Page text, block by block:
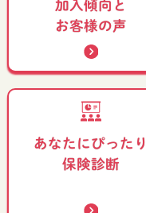
加入傾向と
お客様の声
あなたにぴったり
保険診断